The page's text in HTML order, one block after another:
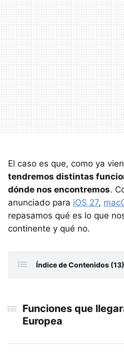
El caso es que, como ya
tendremos distintas
dónde nos encontremos.
anunciado para iOS 27,
repasamos qué es lo que
continente y qué no.
Índice de Contenidos (13)
Siri AI
Función de borrador
Función de extender
Funciones que
Europea